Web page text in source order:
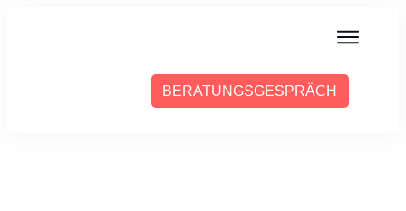
BERATUNGSGESPRÄCH